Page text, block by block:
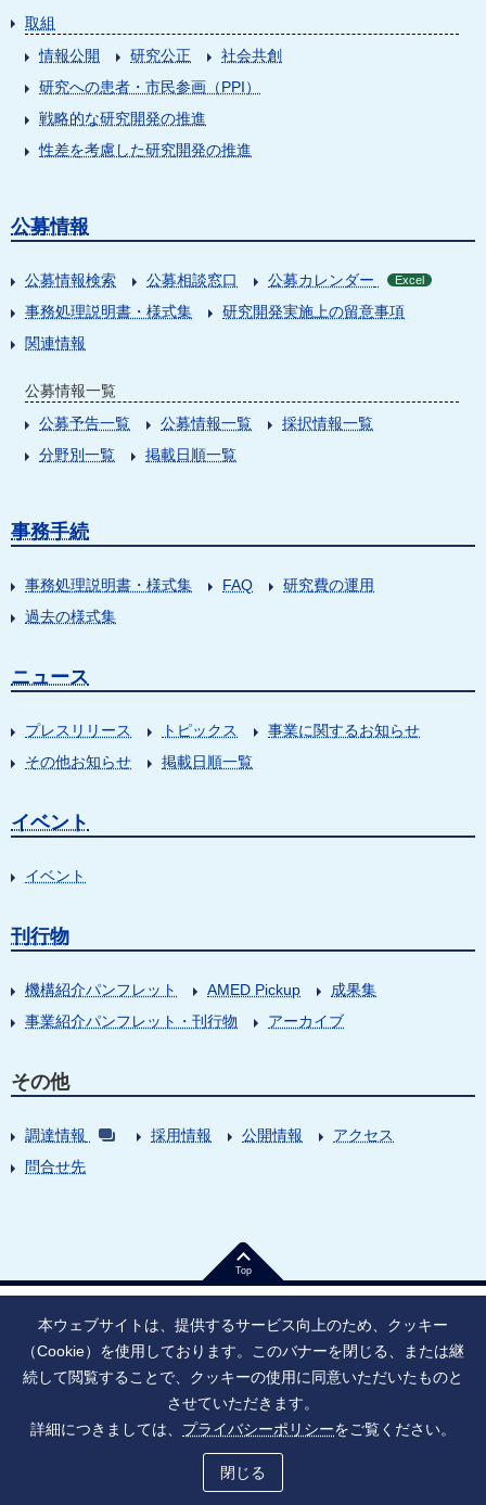
取組
情報公開
研究公正
社会共創
研究への患者・市民参画（PPI）
戦略的な研究開発の推進
性差を考慮した研究開発の推進
公募情報
公募情報検索 公募相談窓口 公募カレンダー Excel
事務処理説明書・様式集
研究開発実施上の留意事項
関連情報
公募情報一覧
公募予告一覧
公募情報一覧
採択情報一覧
分野別一覧
掲載日順一覧
事務手続
事務処理説明書・様式集 FAQ
研究費の運用
過去の様式集
ニュース
プレスリリース トピックス
事業に関するお知らせ
その他お知らせ
掲載日順一覧
イベント
イベント
刊行物
機構紹介パンフレット AMED Pickup
成果集
事業紹介パンフレット・刊行物
アーカイブ
その他
調達情報 採用情報 公開情報
アクセス
問合せ先
Top
法人番号：9010005023796 東京都千代田区大手町1丁目7番1号
寄附のお願い
ご利用上の注意
ソーシャル・ネットワーキング・サービス運用ポリシー
アクセシビリティ
Copyright © Japan Agency for Medical Research and Development, All Rights Reserved.
本ウェブサイトは、提供するサービス向上のため、クッキー
（Cookie）を使用しております。このバナーを閉じる、または継
続して閲覧することで、クッキーの使用に同意いただいたものと
させていただきます。
詳細につきましては、 プライバシーポリシーをご覧ください。
閉じる